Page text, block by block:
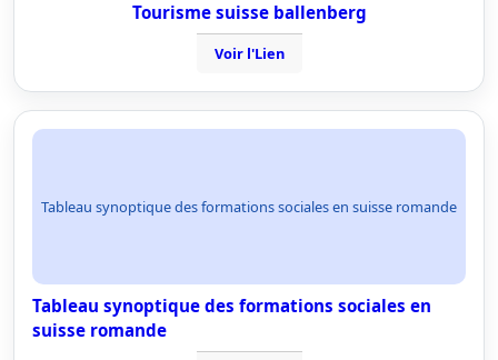
Tourisme suisse ballenberg
Voir l'Lien
Tableau synoptique des formations sociales en suisse romande
Tableau synoptique des formations sociales en
suisse romande